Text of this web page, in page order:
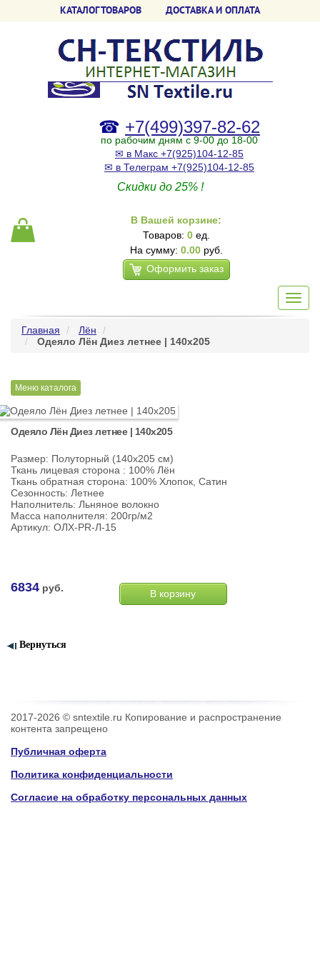
КАТАЛОГ ТОВАРОВ ДОСТАВКА И ОПЛАТА
☎ +7(499)397-82-62
по рабочим дням с 9-00 до 18-00
✉ в Макс +7(925)104-12-85
✉ в Телеграм +7(925)104-12-85
Скидки до 25% !
В Вашей корзине:
Товаров: 0ед.
На сумму: 0.00руб.
Оформить заказ
Главная
Лён
Одеяло Лён Диез летнее | 140х205
Меню каталога
Одеяло Лён Диез летнее | 140х205
Размер: Полуторный (140х205 см)
Ткань лицевая сторона : 100% Лён
Ткань обратная сторона: 100% Хлопок, Сатин
Сезонность: Летнее
Наполнитель: Льняное волокно
Масса наполнителя: 200гр/м2
Артикул: ОЛХ-PR-Л-15
6834 руб.
Вернуться
2017-2026 © sntextile.ru Копирование и распространение
контента запрещено
Публичная оферта
Политика конфиденциальности
Согласие на обработку персональных данных